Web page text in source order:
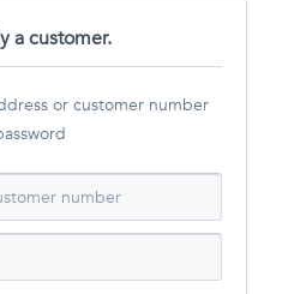
a customer.
or customer number